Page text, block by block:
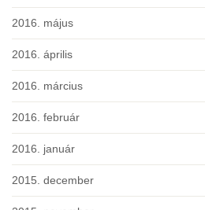
2016. május
2016. április
2016. március
2016. február
2016. január
2015. december